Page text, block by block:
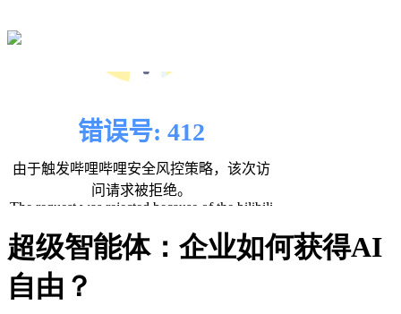
超级智能体：企业如何获得AI
自由？